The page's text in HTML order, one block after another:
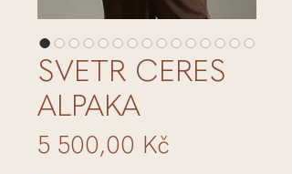
SVETR CERES
ALPAKA
5 500,00 Kč